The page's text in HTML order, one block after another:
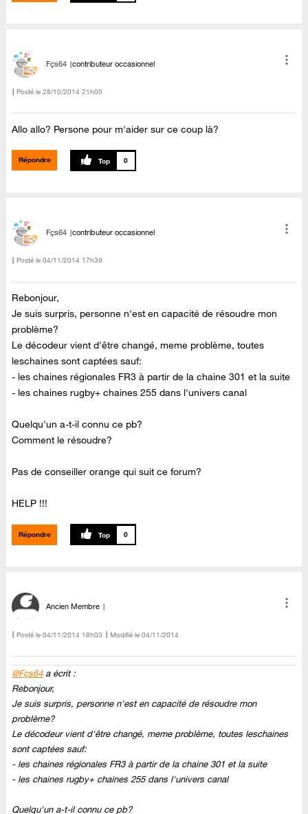
Fçs64 contributeur occasionnel
Posté le ‎28/10/2014 21h05
Allo allo? Persone pour m'aider sur ce coup là?
Répondre 0
Fçs64 contributeur occasionnel
Posté le ‎04/11/2014 17h39
Rebonjour,
Je suis surpris, personne n'est en capacité de résoudre mon
problème?
Le décodeur vient d'être changé, meme problème, toutes
leschaines sont captées sauf:
- les chaines régionales FR3 à partir de la chaine 301 et la suite
- les chaines rugby+ chaines 255 dans l'univers canal
Quelqu'un a-t-il connu ce pb?
Comment le résoudre?
Pas de conseiller orange qui suit ce forum?
HELP !!!
Répondre 0
Ancien Membre
Posté le ‎04/11/2014 18h03 Modifié le 04/11/2014
@Fçs64a écrit :
Rebonjour,
Je suis surpris, personne n'est en capacité de résoudre mon
problème?
Le décodeur vient d'être changé, meme problème, toutes leschaines
sont captées sauf:
- les chaines régionales FR3 à partir de la chaine 301 et la suite
- les chaines rugby+ chaines 255 dans l'univers canal
Quelqu'un a-t-il connu ce pb?